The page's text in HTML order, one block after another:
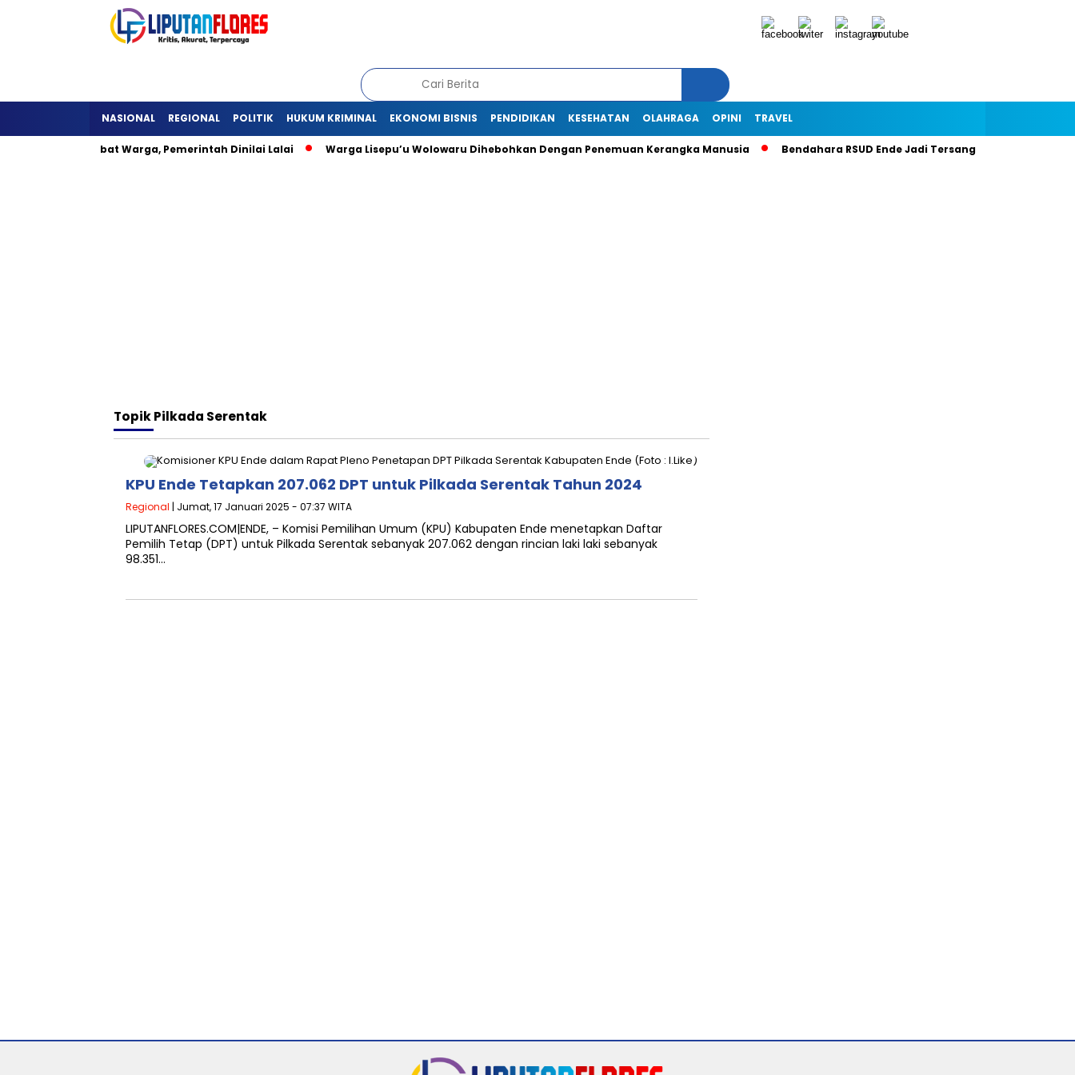
NASIONAL REGIONAL POLITIK HUKUM KRIMINAL EKONOMI BISNIS PENDIDIKAN KESEHATAN OLAHRAGA OPINI TRAVEL
Detukeli Hambat Warga, Pemerintah Dinilai Lalai Warga Lisepu’u Wolowaru Dihebohkan Dengan Penemuan Kerangka Manusia Bendahara RSUD Ende Jadi Tersangka Dugaan
TopikPilkada Serentak
KPU Ende Tetapkan 207.062 DPT untuk Pilkada Serentak Tahun 2024
Regional | Jumat, 17 Januari 2025 - 07:37 WITA
LIPUTANFLORES.COM|ENDE, – Komisi Pemilihan Umum (KPU) Kabupaten Ende menetapkan Daftar
Pemilih Tetap (DPT) untuk Pilkada Serentak sebanyak 207.062 dengan rincian laki laki sebanyak
98.351…